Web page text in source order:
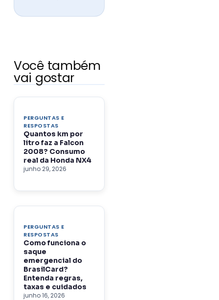
Você também
vai gostar
PERGUNTAS E
RESPOSTAS
Quantos km por
litro faz a Falcon
2008? Consumo
real da Honda NX4
junho 29, 2026
PERGUNTAS E
RESPOSTAS
Como funciona o
saque
emergencial do
BrasilCard?
Entenda regras,
taxas e cuidados
junho 16, 2026